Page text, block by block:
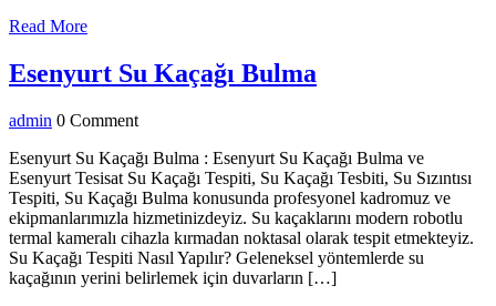
Read MoreRead
Esenyurt Su Kaçağı Bulma
Bulma
admin admin
0 Comment
Esenyurt Su Kaçağı Bulma : Esenyurt Su Kaçağı Bulma ve
Esenyurt Tesisat Su Kaçağı Tespiti, Su Kaçağı Tesbiti, Su Sızıntısı
Tespiti, Su Kaçağı Bulma konusunda profesyonel kadromuz ve
ekipmanlarımızla hizmetinizdeyiz. Su kaçaklarını modern robotlu
termal kameralı cihazla kırmadan noktasal olarak tespit etmekteyiz.
Su Kaçağı Tespiti Nasıl Yapılır? Geleneksel yöntemlerde su
kaçağının yerini belirlemek için duvarların […]